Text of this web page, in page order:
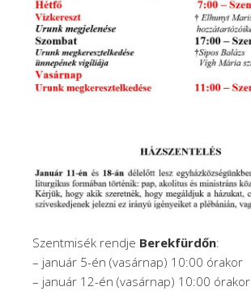
Szentmisék rendje Berekfürdőn:
– január 5-én (vasárnap) 10:00 órakor
– január 12-én (vasárnap) 10:00 órakor